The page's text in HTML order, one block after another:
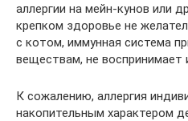
аллергии на мейн-кунов или
крепком здоровье не
с котом, иммунная система
веществам, не воспринимает
К сожалению, аллергия
накопительным характером